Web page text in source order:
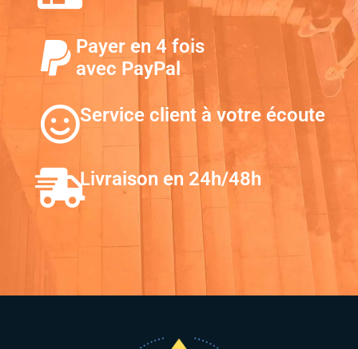
Payer en 4 fois
avec PayPal
Service client à votre écoute
Livraison en 24h/48h